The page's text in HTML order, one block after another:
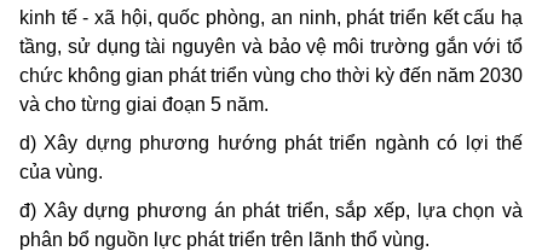
kinh tế - xã hội, quốc phòng, an ninh, phát triển kết cấu hạ
tầng, sử dụng tài nguyên và bảo vệ môi trường gắn với tổ
chức không gian phát triển vùng cho thời kỳ đến năm 2030
và cho từng giai đoạn 5 năm.
d) Xây dựng phương hướng phát triển ngành có lợi thế
của vùng.
đ) Xây dựng phương án phát triển, sắp xếp, lựa chọn và
phân bổ nguồn lực phát triển trên lãnh thổ vùng.